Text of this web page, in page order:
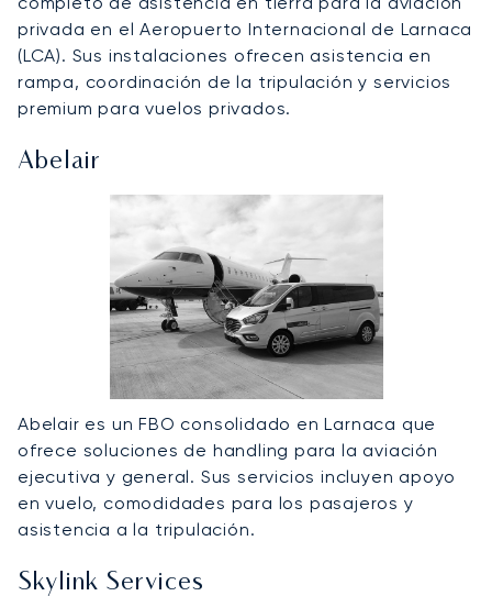
privada en el Aeropuerto Internacional de Larnaca
(LCA). Sus instalaciones ofrecen asistencia en
rampa, coordinación de la tripulación y servicios
premium para vuelos privados.
Abelair
Abelair es un FBO consolidado en Larnaca que
ofrece soluciones de handling para la aviación
ejecutiva y general. Sus servicios incluyen apoyo
en vuelo, comodidades para los pasajeros y
asistencia a la tripulación.
Skylink Services